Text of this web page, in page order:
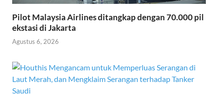
Pilot Malaysia Airlines ditangkap dengan 70.000 pil
ekstasi di Jakarta
Agustus 6, 2026